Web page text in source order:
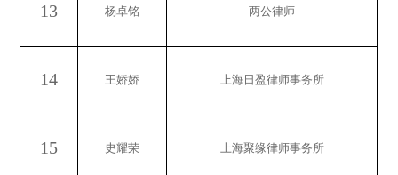
13 杨卓铭 两公律师
14 王娇娇 上海日盈律师事务所
15 史耀荣 上海聚缘律师事务所